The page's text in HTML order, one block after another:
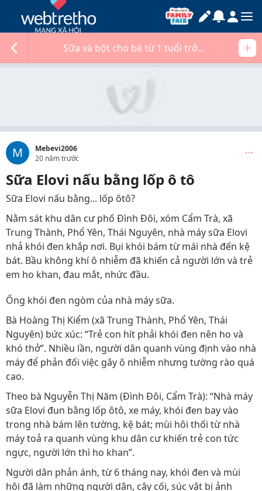
Sữa và bột cho bé từ 1 tuổi trở...
M
Mebevi2006
20 năm trước
Sữa Elovi nấu bằng lốp ô tô
Sữa Elovi nấu bằng... lốp ôtô?
Nằm sát khu dân cư phố Đình Đôi, xóm Cẩm Trà, xã
Trung Thành, Phổ Yên, Thái Nguyên, nhà máy sữa Elovi
nhả khói đen khắp nơi. Bụi khói bám từ mái nhà đến kệ
bát. Bầu không khí ô nhiễm đã khiến cả người lớn và trẻ
em ho khan, đau mắt, nhức đầu.
Ống khói đen ngòm của nhà máy sữa.
Bà Hoàng Thị Kiểm (xã Trung Thành, Phổ Yên, Thái
Nguyên) bức xúc: “Trẻ con hít phải khói đen nên ho và
khó thở”. Nhiều lần, người dân quanh vùng định vào nhà
máy để phản đối việc gây ô nhiễm nhưng tường rào quá
cao.
Theo bà Nguyễn Thị Năm (Đình Đôi, Cẩm Trà): “Nhà máy
sữa Elovi đun bằng lốp ôtô, xe máy, khói đen bay vào
trong nhà bám lên tường, kệ bát; mùi hôi thối từ nhà
máy toả ra quanh vùng khu dân cư khiến trẻ con tức
ngực, người lớn thì ho khan”.
Người dân phản ánh, từ 6 tháng nay, khói đen và mùi
hôi đã làm những người dân, cây cối, súc vật bị ảnh